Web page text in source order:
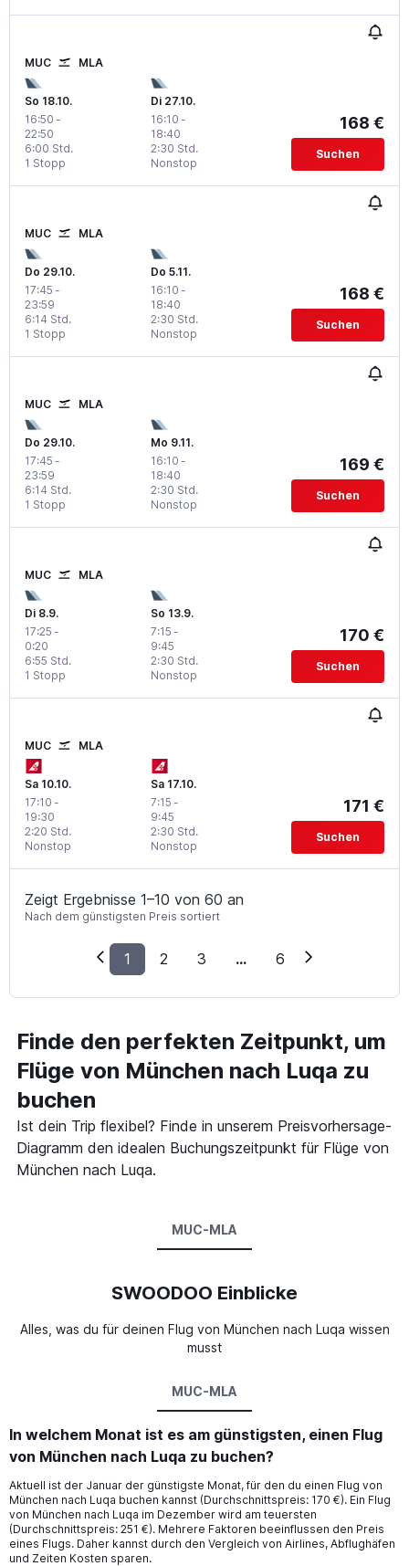
MUC MLA
So 18.10.
16:50 -
22:50
1 Stopp
6:00 Std.
Di 27.10.
16:10 -
18:40
Nonstop
2:30 Std.
168 €
Suchen
MUC MLA
Do 29.10.
17:45 -
23:59
1 Stopp
6:14 Std.
Do 5.11.
16:10 -
18:40
Nonstop
2:30 Std.
168 €
Suchen
MUC MLA
Do 29.10.
17:45 -
23:59
1 Stopp
6:14 Std.
Mo 9.11.
16:10 -
18:40
Nonstop
2:30 Std.
169 €
Suchen
MUC MLA
Di 8.9.
17:25 -
0:20
1 Stopp
6:55 Std.
So 13.9.
7:15 -
9:45
Nonstop
2:30 Std.
170 €
Suchen
MUC MLA
Sa 10.10.
17:10 -
19:30
Nonstop
2:20 Std.
Sa 17.10.
7:15 -
9:45
Nonstop
2:30 Std.
171 €
Suchen
Zeigt Ergebnisse 1–10 von 60 an
Nach dem günstigsten Preis sortiert
1 2 3 ... 6
Finde den perfekten Zeitpunkt, um
Flüge von München nach Luqa zu
buchen
Ist dein Trip flexibel? Finde in unserem Preisvorhersage-
Diagramm den idealen Buchungszeitpunkt für Flüge von
München nach Luqa.
MUC-MLA
SWOODOO Einblicke
Alles, was du für deinen Flug von München nach Luqa wissen
musst
MUC-MLA
In welchem Monat ist es am günstigsten, einen Flug
von München nach Luqa zu buchen?
Aktuell ist der Januar der günstigste Monat, für den du einen Flug von
München nach Luqa buchen kannst (Durchschnittspreis: 170 €). Ein Flug
von München nach Luqa im Dezember wird am teuersten
(Durchschnittspreis: 251 €). Mehrere Faktoren beeinflussen den Preis
eines Flugs. Daher kannst durch den Vergleich von Airlines, Abflughäfen
und Zeiten Kosten sparen.